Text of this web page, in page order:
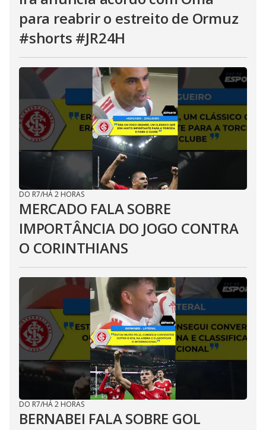
para reabrir o estreito de Ormuz
#shorts #JR24H
DO R7/HÁ 2 HORAS
MERCADO FALA SOBRE
IMPORTÂNCIA DO JOGO CONTRA
O CORINTHIANS
DO R7/HÁ 2 HORAS
BERNABEI FALA SOBRE GOL